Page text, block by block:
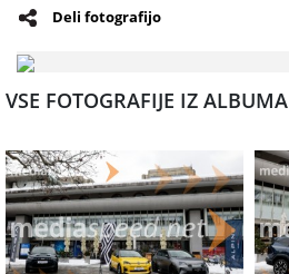
Deli fotografijo
VSE FOTOGRAFIJE IZ ALBUMA